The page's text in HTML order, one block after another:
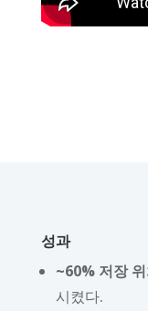
성과
~60% 저장
시켰다.